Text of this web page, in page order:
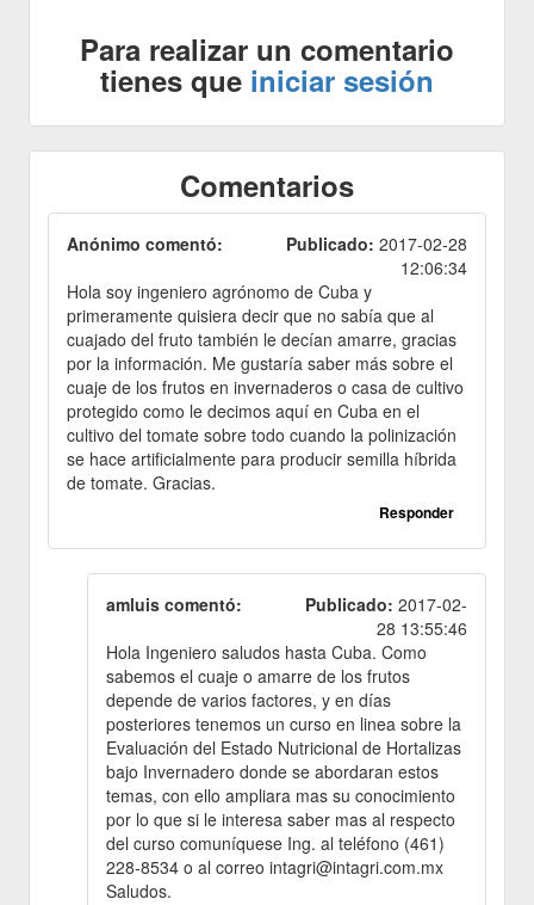
Para realizar un comentario
tienes que iniciar sesión
Comentarios
Anónimo comentó: Publicado: 2017-02-28
12:06:34
Hola soy ingeniero agrónomo de Cuba y
primeramente quisiera decir que no sabía que al
cuajado del fruto también le decían amarre, gracias
por la información. Me gustaría saber más sobre el
cuaje de los frutos en invernaderos o casa de cultivo
protegido como le decimos aquí en Cuba en el
cultivo del tomate sobre todo cuando la polinización
se hace artificialmente para producir semilla híbrida
de tomate. Gracias.
Responder
amluis comentó: Publicado: 2017-02-
28 13:55:46
Hola Ingeniero saludos hasta Cuba. Como
sabemos el cuaje o amarre de los frutos
depende de varios factores, y en días
posteriores tenemos un curso en linea sobre la
Evaluación del Estado Nutricional de Hortalizas
bajo Invernadero donde se abordaran estos
temas, con ello ampliara mas su conocimiento
por lo que si le interesa saber mas al respecto
del curso comuníquese Ing. al teléfono (461)
228-8534 o al correo intagri@intagri.com.mx
Saludos.